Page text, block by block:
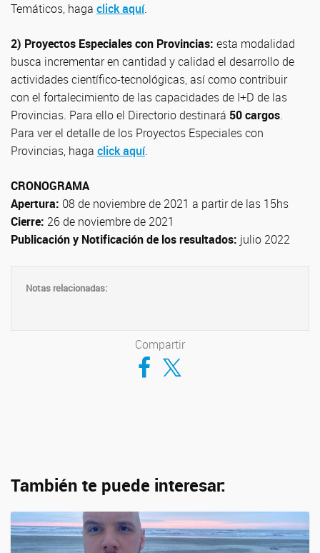
Temáticos, haga click aquí.
2) Proyectos Especiales con Provincias: esta modalidad
busca incrementar en cantidad y calidad el desarrollo de
actividades científico-tecnológicas, así como contribuir
con el fortalecimiento de las capacidades de I+D de las
Provincias. Para ello el Directorio destinará 50 cargos.
Para ver el detalle de los Proyectos Especiales con
Provincias, haga click aquí.
CRONOGRAMA
Apertura: 08 de noviembre de 2021 a partir de las 15hs
Cierre: 26 de noviembre de 2021
Publicación y Notificación de los resultados: julio 2022
Notas relacionadas:
Compartir
Compartir en Facebook
Compartir en Twitter
También te puede interesar: